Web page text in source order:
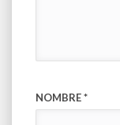
NOMBRE*